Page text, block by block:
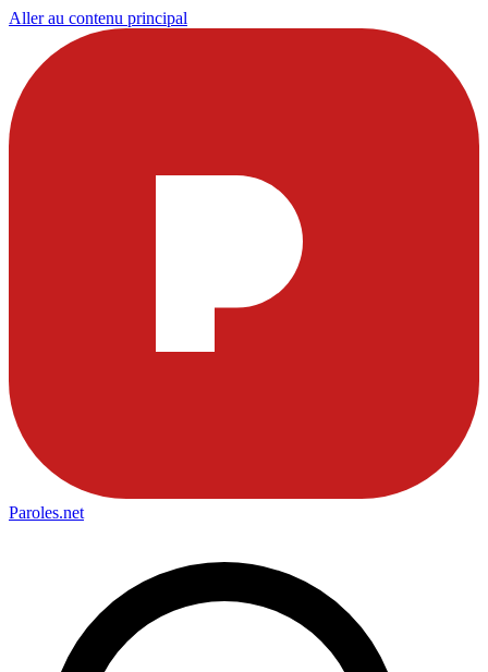
Aller au contenu principal
Paroles.net